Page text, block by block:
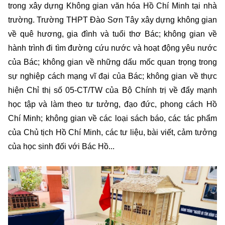
trong xây dựng Không gian văn hóa Hồ Chí Minh tại nhà
trường. Trường THPT Đào Sơn Tây xây dựng không gian
về quê hương, gia đình và tuổi thơ Bác; không gian về
hành trình đi tìm đường cứu nước và hoạt động yêu nước
của Bác; không gian về những dấu mốc quan trọng trong
sự nghiệp cách mạng vĩ đại của Bác; không gian về thực
hiện Chỉ thị số 05-CT/TW của Bộ Chính trị về đẩy mạnh
học tập và làm theo tư tưởng, đạo đức, phong cách Hồ
Chí Minh; không gian về các loại sách báo, các tác phẩm
của Chủ tịch Hồ Chí Minh, các tư liệu, bài viết, cảm tưởng
của học sinh đối với Bác Hồ...